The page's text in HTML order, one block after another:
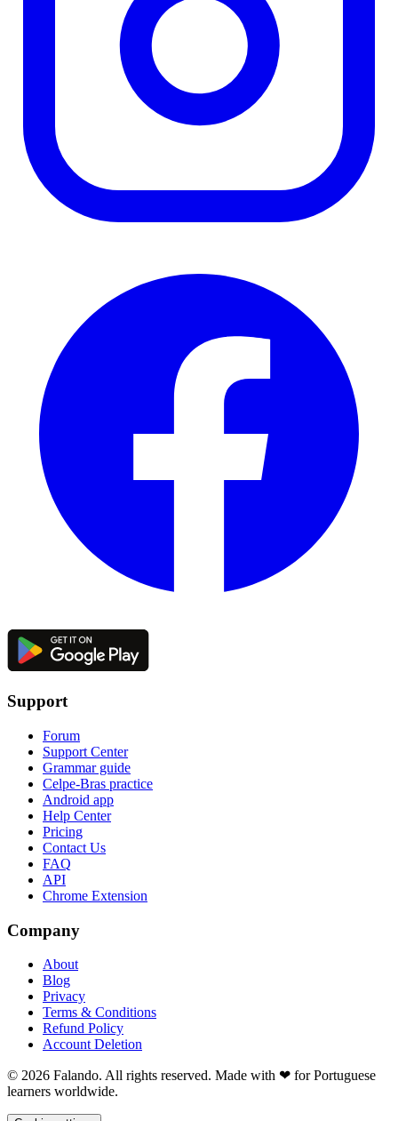
Support
Forum
Support Center
Grammar guide
Celpe-Bras practice
Android app
Help Center
Pricing
Contact Us
FAQ
API
Chrome Extension
Company
About
Blog
Privacy
Terms & Conditions
Refund Policy
Account Deletion
© 2026 Falando. All rights reserved. Made with ❤ for Portuguese
learners worldwide.